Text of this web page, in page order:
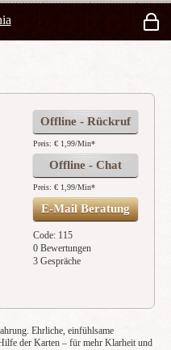
Offline - Rückruf
Preis: € 1,99/Min*
Offline - Chat
Preis: € 1,99/Min*
E-Mail Beratung
Code: 115
0 Bewertungen
3 Gespräche
Ehrliche, einfühlsame
der Karten – für mehr Klarheit und